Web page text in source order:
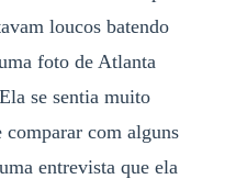
loucos batendo
foto de Atlanta
se sentia muito
comparar com alguns
entrevista que ela